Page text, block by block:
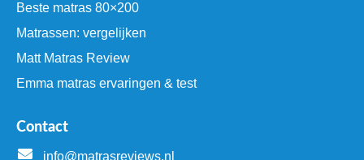
Beste matras 80×200
Matrassen: vergelijken
Matt Matras Review
Emma matras ervaringen & test
Contact
info@matrasreviews.nl